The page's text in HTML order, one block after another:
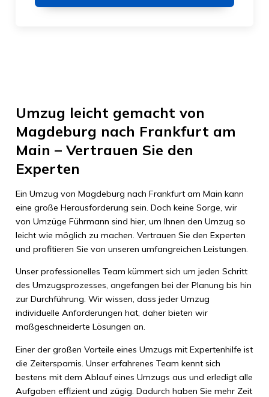
Umzug leicht gemacht von
Magdeburg nach Frankfurt am
Main – Vertrauen Sie den
Experten
Ein Umzug von Magdeburg nach Frankfurt am Main kann
eine große Herausforderung sein. Doch keine Sorge, wir
von Umzüge Führmann sind hier, um Ihnen den Umzug so
leicht wie möglich zu machen. Vertrauen Sie den Experten
und profitieren Sie von unseren umfangreichen Leistungen.
Unser professionelles Team kümmert sich um jeden Schritt
des Umzugsprozesses, angefangen bei der Planung bis hin
zur Durchführung. Wir wissen, dass jeder Umzug
individuelle Anforderungen hat, daher bieten wir
maßgeschneiderte Lösungen an.
Einer der großen Vorteile eines Umzugs mit Expertenhilfe ist
die Zeitersparnis. Unser erfahrenes Team kennt sich
bestens mit dem Ablauf eines Umzugs aus und erledigt alle
Aufgaben effizient und zügig. Dadurch haben Sie mehr Zeit